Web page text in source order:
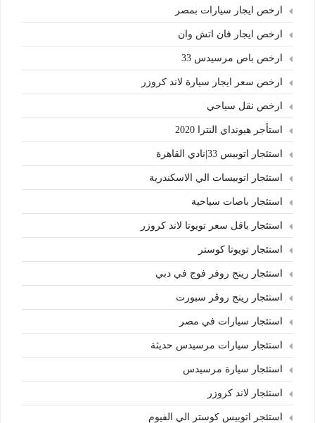
ارخص ايجار سيارات بمصر
ارخص ايجار فان اتش وان
ارخص باص مرسيدس 33
ارخص سعر ايجار سيارة لاند كروزر
ارخص نقل سياحي
استأجر هيونداي النترا 2020
استئجار اتوبيس 33|نادي القاهرة
استئجار اتوبيسات الي الاسكندرية
استئجار باصات سياحية
استئجار باقل سعر تويوتا لاند كروزر
استئجار تويوتا كوستر
استئجار رينج روفر فوج في دبي
استئجار رينج روڤر سبورت
استئجار سيارات في مصر
استئجار سيارات مرسيدس حديثة
استئجار سيارة مرسيدس
استئجار لاند كروزر
استئجر اتوبيس كوستر الي الفيوم